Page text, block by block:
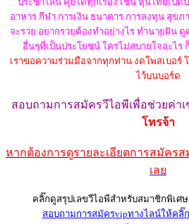
อาหาร กีฬา การเงิน ธนาคาร การลงทุน สุข
จะรวย อยากรวยต้องทำอย่างไร ทำนายฝัน
อื่นๆที่เป็นประโยชน์ ใครไม่สบายใจอะไร
เราขอความร่วมมือจากทุกท่าน งดโพสเบอร์
ไว้บนบอร์ด
สอบถามการสมัครวีไอพีเพื่อช่วยค่าเ
โทรจ้า
หากต้องการดูรายละเอียดการสมัคร
เลย
คลิ๊กดูสรุปเลขวีไอพีสำหรับสมาชิกพิเศษ
สอบถามการสมัครvipทางไลน์ให้คลิ๊